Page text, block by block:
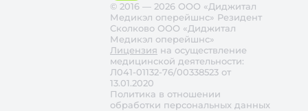
© 2016 — 2026 ООО «Диджитал
Медикэл оперейшнс» Резидент
Сколково ООО «Диджитал
Медикэл оперейшнс»
Лицензия на осуществление
медицинской деятельности:
Л041-01132-76/00338523 от
13.01.2020
Политика в отношении
обработки персональных данных